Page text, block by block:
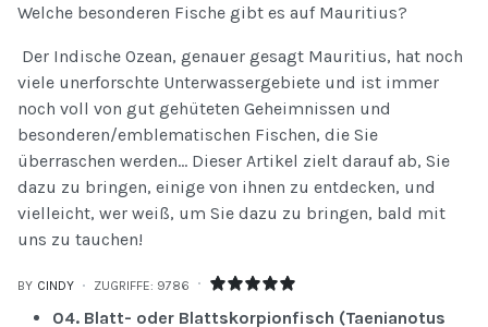
Welche besonderen Fische gibt es auf Mauritius?
Der Indische Ozean, genauer gesagt Mauritius, hat noch
viele unerforschte Unterwassergebiete und ist immer
noch voll von gut gehüteten Geheimnissen und
besonderen/emblematischen Fischen, die Sie
überraschen werden... Dieser Artikel zielt darauf ab, Sie
dazu zu bringen, einige von ihnen zu entdecken, und
vielleicht, wer weiß, um Sie dazu zu bringen, bald mit
uns zu tauchen!
BY CINDY ZUGRIFFE: 9786
04. Blatt- oder Blattskorpionfisch (Taenianotus